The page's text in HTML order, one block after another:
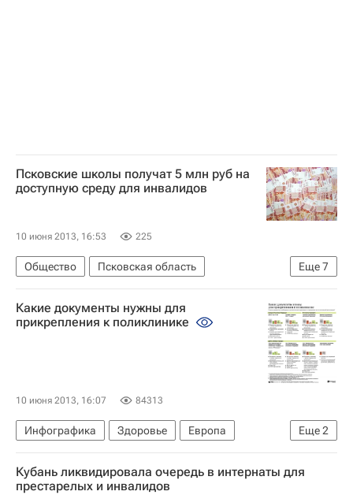
Псковские школы получат 5 млн руб на
доступную среду для инвалидов
10 июня 2013, 16:53 225
Еще7
Общество
Псковская область
Образование - Общество
Жизнь без преград
Европа
Северо-Западный ФО
Какие документы нужны для
прикрепления к поликлинике
10 июня 2013, 16:07 84313
Еще2
Инфографика Здоровье
Европа
Весь мир
Россия
Кубань ликвидировала очередь в интернаты для
престарелых и инвалидов